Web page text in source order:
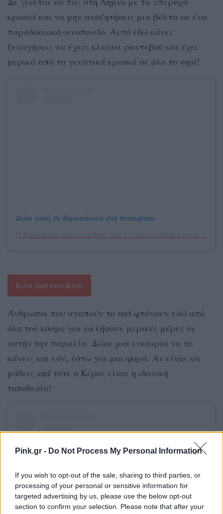
Pink.gr - Do Not Process My Personal Information
If you wish to opt-out of the sale, sharing to third parties, or
processing of your personal or sensitive information for
targeted advertising by us, please use the below opt-out
section to confirm your selection. Please note that after your
κρασιά και να μην αναζητήσεις μια βόλτα σε ένα
παραδοσιακό οινοποιείο. Αυτό εδώ κάνει
ξεναγήσεις αν έχεις κλείσει ραντεβού και έχει
μερικά από τα γευστικά κρασιά σε όλο το νησί!
Δείτε αυτή τη δημοσίευση στο Instagram.
Κάνε Surf στον Κέρο
Άνθρωποι που αγαπούν το surf φτάνουν εδώ από
όλο τον κόσμο για να ζήσουν μερικές μέρες σε
αυτήν την παραλία. Δώσε μια ευκαιρία να το
κάνεις και εσύ, έστω για μια φορά. Αν είναι να
μάθεις surf τότε ο Κέρος είναι η ιδανική
τοποθεσία!